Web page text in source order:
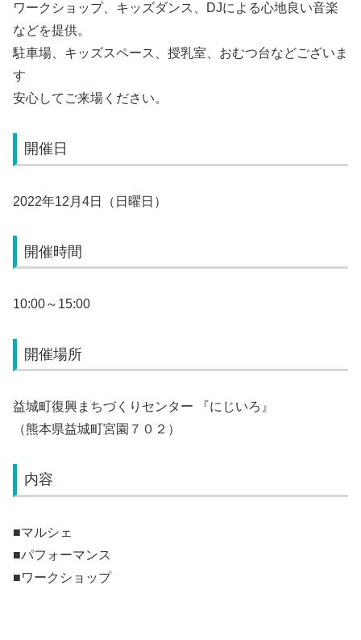
ワークショップ、キッズダンス、DJによる心地良い音楽
などを提供。
駐車場、キッズスペース、授乳室、おむつ台などございま
す
安心してご来場ください。
開催日
2022年12月4日（日曜日）
開催時間
10:00～15:00
開催場所
益城町復興まちづくりセンター 『にじいろ』
（熊本県益城町宮園７０２）
内容
■マルシェ
■パフォーマンス
■ワークショップ